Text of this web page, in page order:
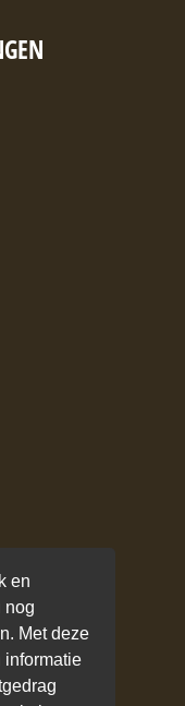
en
nog
Met deze
informatie